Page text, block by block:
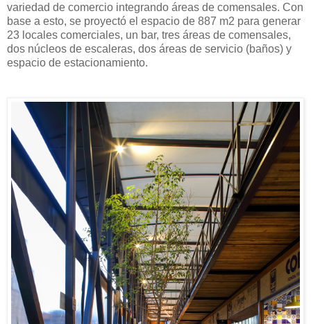
variedad de comercio integrando áreas de comensales. Con
base a esto, se proyectó el espacio de 887 m2 para generar
23 locales comerciales, un bar, tres áreas de comensales,
dos núcleos de escaleras, dos áreas de servicio (baños) y
espacio de estacionamiento.